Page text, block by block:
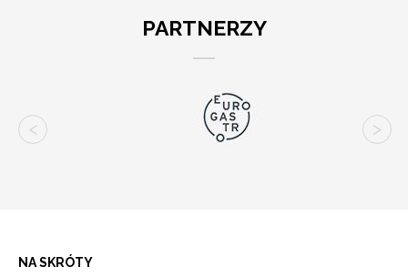
PARTNERZY
NA SKRÓTY